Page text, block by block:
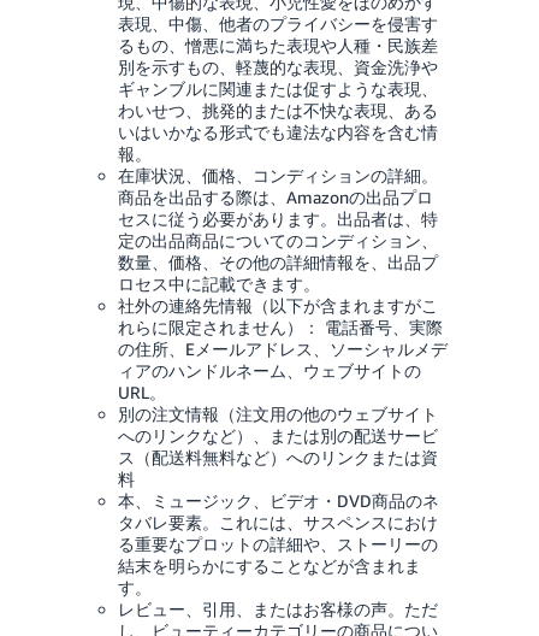
表現、中傷、他者のプライバシーを侵害す
るもの、憎悪に満ちた表現や人種・民族差
別を示すもの、軽蔑的な表現、資金洗浄や
ギャンブルに関連または促すような表現、
わいせつ、挑発的または不快な表現、ある
いはいかなる形式でも違法な内容を含む情
報。
在庫状況、価格、コンディションの詳細。
商品を出品する際は、Amazonの出品プロ
セスに従う必要があります。出品者は、特
定の出品商品についてのコンディション、
数量、価格、その他の詳細情報を、出品プ
ロセス中に記載できます。
社外の連絡先情報（以下が含まれますがこ
れらに限定されません）： 電話番号、実際
の住所、Eメールアドレス、ソーシャルメデ
ィアのハンドルネーム、ウェブサイトの
URL。
別の注文情報（注文用の他のウェブサイト
へのリンクなど）、または別の配送サービ
ス（配送料無料など）へのリンクまたは資
料
本、ミュージック、ビデオ・DVD商品のネ
タバレ要素。これには、サスペンスにおけ
る重要なプロットの詳細や、ストーリーの
結末を明らかにすることなどが含まれま
す。
レビュー、引用、またはお客様の声。ただ
し、ビューティーカテゴリーの商品につい